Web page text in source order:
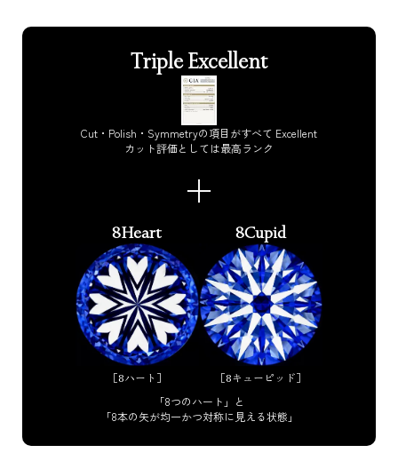
Triple Excellent
Cut・Polish・Symmetryの項目がすべて Excellent
カット評価としては最高ランク
8Heart
［8ハート］
8Cupid
［8キューピッド］
「8つのハート」と
「8本の矢が均一かつ対称に見える状態」